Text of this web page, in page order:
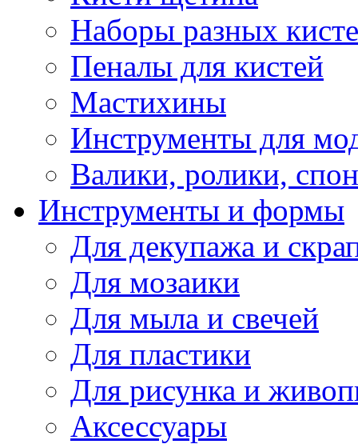
Наборы разных
Пеналы для кистей
Мастихины
Инструменты для
Валики, ролики,
Инструменты и формы
Для декупажа и
Для мозаики
Для мыла и свечей
Для пластики
Для рисунка и
Аксессуары